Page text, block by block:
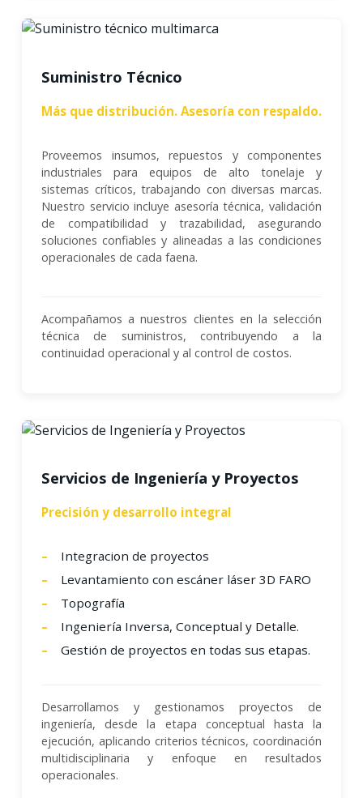
Suministro Técnico
Más que distribución. Asesoría con respaldo.
Proveemos insumos, repuestos y componentes
industriales para equipos de alto tonelaje y
sistemas críticos, trabajando con diversas marcas.
Nuestro servicio incluye asesoría técnica, validación
de compatibilidad y trazabilidad, asegurando
soluciones confiables y alineadas a las condiciones
operacionales de cada faena.
Acompañamos a nuestros clientes en la selección
técnica de suministros, contribuyendo a la
continuidad operacional y al control de costos.
Servicios de Ingeniería y Proyectos
Precisión y desarrollo integral
Integracion de proyectos
Levantamiento con escáner láser 3D FARO
Topografía
Ingeniería Inversa, Conceptual y Detalle.
Gestión de proyectos en todas sus etapas.
Desarrollamos y gestionamos proyectos de
ingeniería, desde la etapa conceptual hasta la
ejecución, aplicando criterios técnicos, coordinación
multidisciplinaria y enfoque en resultados
operacionales.